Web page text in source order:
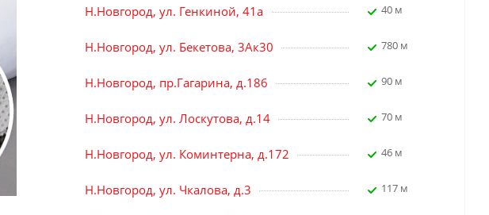
Н.Новгород, ул. Генкиной, 41а 40 м
Н.Новгород, ул. Бекетова, 3Ак30 780 м
Н.Новгород, пр.Гагарина, д.186 90 м
Н.Новгород, ул. Лоскутова, д.14 70 м
Н.Новгород, ул. Коминтерна, д.172 46 м
Н.Новгород, ул. Чкалова, д.3 117 м